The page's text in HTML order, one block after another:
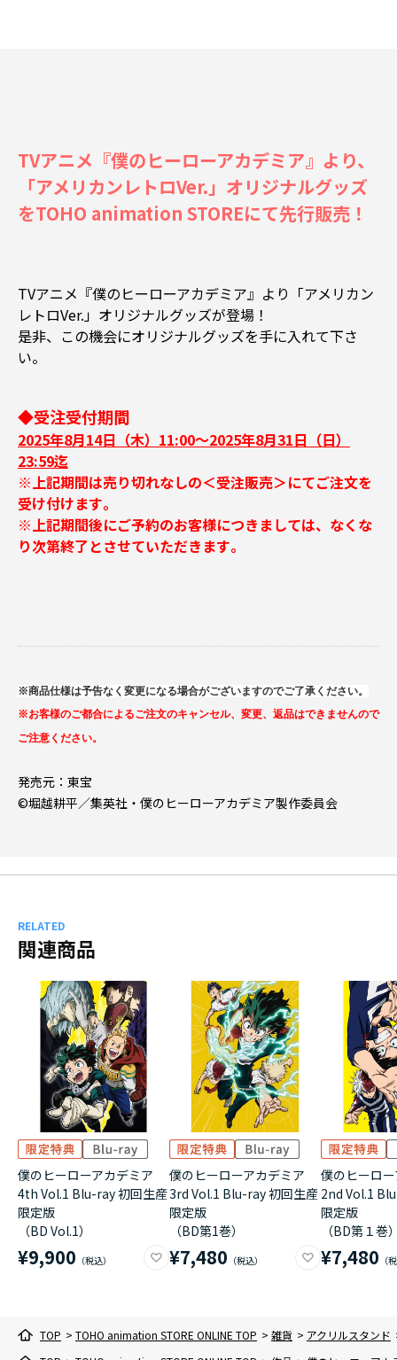
TVアニメ『僕のヒーローアカデミア』より、
「アメリカンレトロVer.」オリジナルグッズ
をTOHO animation STOREにて先行販売！
TVアニメ『僕のヒーローアカデミア』より「アメリカン
レトロVer.」オリジナルグッズが登場！
是非、この機会にオリジナルグッズを手に入れて下さ
い。
◆受注受付期間
2025年8月14日（木）11:00～2025年8月31日（日）
23:59迄
※上記期間は売り切れなしの＜受注販売＞にてご注文を
受け付けます｡
※上記期間後にご予約のお客様につきましては、なくな
り次第終了とさせていただきます｡
※商品仕様は予告なく変更になる場合がございますのでご了承ください。
※お客様のご都合によるご注文のキャンセル、変更、返品はできませんので
ご注意ください。
発売元：東宝
©堀越耕平／集英社・僕のヒーローアカデミア製作委員会
RELATED
関連商品
僕のヒーローアカデミア
4th Vol.1 Blu-ray 初回生産
限定版
（BD Vol.1）
¥9,900
僕のヒーローアカデミア
3rd Vol.1 Blu-ray 初回生産
限定版
（BD第1巻）
¥7,480
僕のヒーロ
2nd Vol.1
限定版
（BD第１巻
¥7,480
TOP > TOHO animation STORE ONLINE TOP > 雑貨 > アクリルスタンド